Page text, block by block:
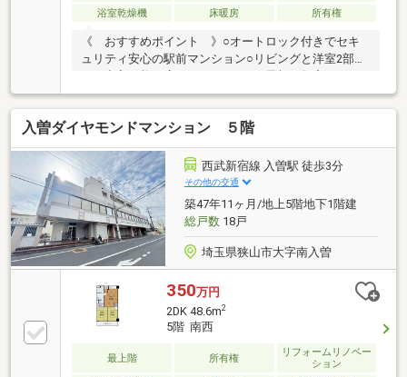
浴室乾燥機
床暖房 所有権
《 おすすめポイント 》○オートロック付きでセキ
ュリティ安心の駅前マンション○リビングと洋室2部屋
冬場に役立つ床暖房完備のリビング12帖○各住戸に専
用トランクルーム有！アウトドアやスポーツがお好き
な方にぴったり◎・エレベーター2基・浴室乾燥機・
モニター付インターホン■リフォームも弊社にて工事
可能！中古物件の紹介から購入、リフォームまですべ
て弊社でおまとめ完結対応致します。内見や購入検討
時、気になった点があった際ご相談ください。■『住
宅FPツール』を使用した１０分でできる資金計画シミ
ュレーション無料
入曽ダイヤモンドマンション ５階
西武新宿線 入曽駅 徒歩3分
その他の交通
築47年11ヶ月/地上5階地下1階建
総戸数18戸
埼玉県狭山市大字南入曽
350万円
2DK 48.6m2
5階 南西
最上階 所有権
リフォームリノベー
ション